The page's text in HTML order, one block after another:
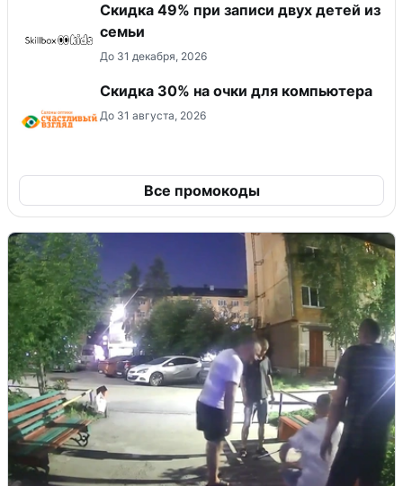
Скидка 49% при записи двух детей из
семьи
До 31 декабря, 2026
Скидка 30% на очки для компьютера
До 31 августа, 2026
Все промокоды